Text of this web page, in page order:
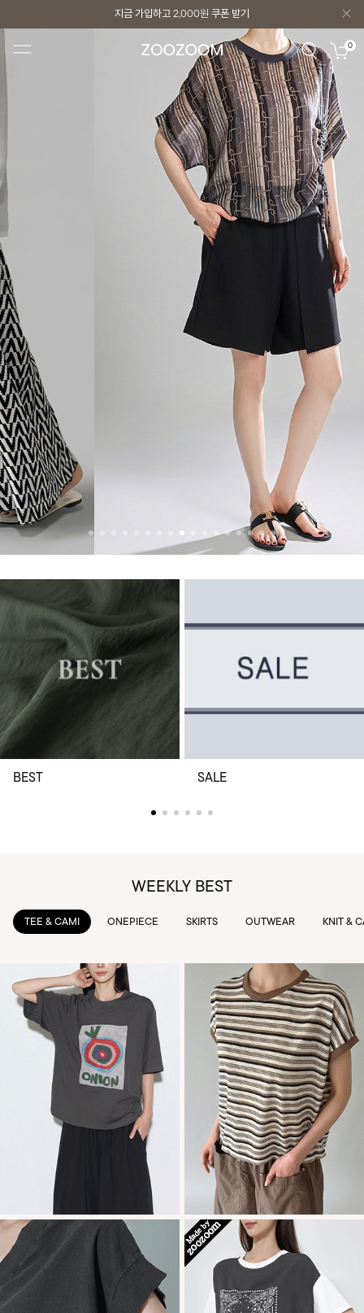
지금 가입하고 2,000원 쿠폰 받기
지금 가입하고 2,000원 쿠폰 받기 0
BEST SALE
WEEKLY BEST
TEE & CAMI ONEPIECE SKIRTS OUTWEAR KNIT &